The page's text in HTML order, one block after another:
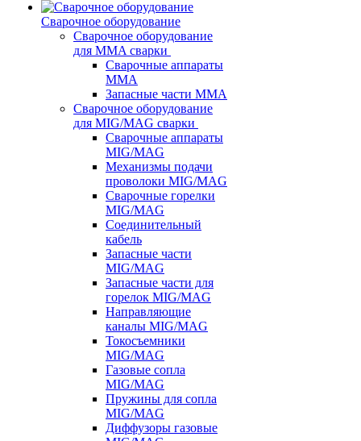
Сварочное оборудование
Сварочное оборудование
для MMA сварки
Сварочные аппараты
MMA
Запасные части MMA
Сварочное оборудование
для MIG/MAG сварки
Сварочные аппараты
MIG/MAG
Механизмы подачи
проволоки MIG/MAG
Сварочные горелки
MIG/MAG
Соединительный
кабель
Запасные части
MIG/MAG
Запасные части для
горелок MIG/MAG
Направляющие
каналы MIG/MAG
Токосъемники
MIG/MAG
Газовые сопла
MIG/MAG
Пружины для сопла
MIG/MAG
Диффузоры газовые